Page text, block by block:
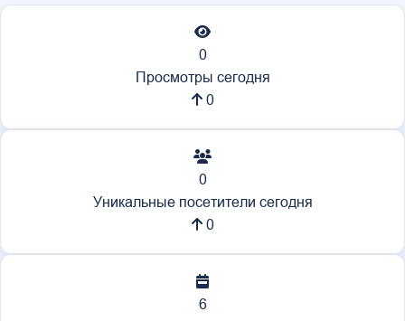
0
Просмотры сегодня
0
0
Уникальные посетители сегодня
0
6